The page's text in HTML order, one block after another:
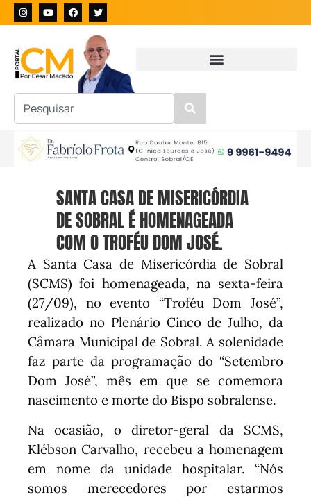
SANTA CASA DE MISERICÓRDIA
DE SOBRAL É HOMENAGEADA
COM O TROFÉU DOM JOSÉ.
A Santa Casa de Misericórdia de Sobral
(SCMS) foi homenageada, na sexta-feira
(27/09), no evento “Troféu Dom José”,
realizado no Plenário Cinco de Julho, da
Câmara Municipal de Sobral. A solenidade
faz parte da programação do “Setembro
Dom José”, mês em que se comemora
nascimento e morte do Bispo sobralense.
Na ocasião, o diretor-geral da SCMS,
Klébson Carvalho, recebeu a homenagem
em nome da unidade hospitalar. “Nós
somos merecedores por estarmos